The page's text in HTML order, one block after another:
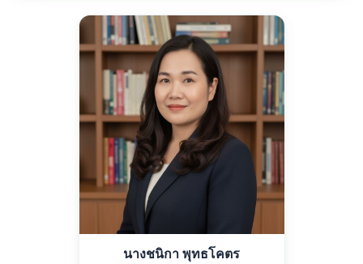
นางชนิกา พุทธโคตร